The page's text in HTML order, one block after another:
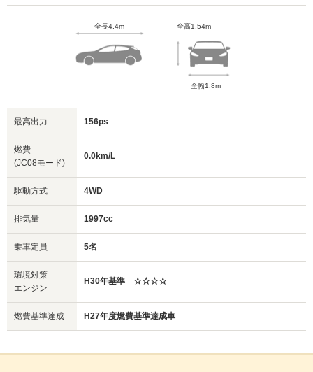
全長4.4m 全高1.54m
全幅1.8m
最高出力 156ps
燃費
(JC08モード)
0.0km/L
駆動方式 4WD
排気量 1997cc
乗車定員 5名
環境対策
エンジン
H30年基準 ☆☆☆☆
燃費基準達成 H27年度燃費基準達成車